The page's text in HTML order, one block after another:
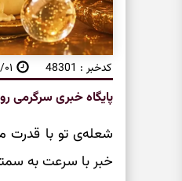
کدخبر : 48301
پایگاه خبری سرگرمی
شعله‌ی تو با قدرت
خبر با سرعت به